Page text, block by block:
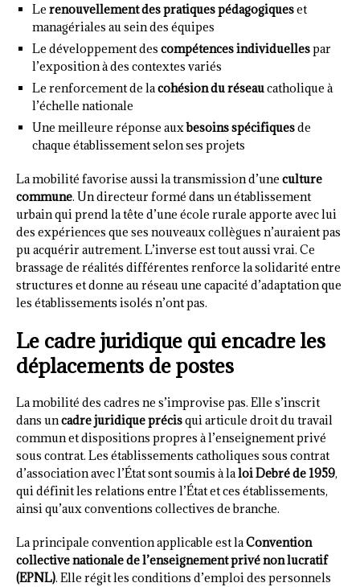
Le renouvellement des pratiques pédagogiqueset
managériales au sein des équipes
Le développement des compétences individuellespar
l’exposition à des contextes variés
Le renforcement de lacohésion du réseaucatholique à
l’échelle nationale
Une meilleure réponse auxbesoins spécifiquesde
chaque établissement selon ses projets
La mobilité favorise aussi la transmission d’une culture
commune. Un directeur formé dans un établissement
urbain qui prend la tête d’une école rurale apporte avec lui
des expériences que ses nouveaux collègues n’auraient pas
pu acquérir autrement. L’inverse est tout aussi vrai. Ce
brassage de réalités différentes renforce la solidarité entre
structures et donne au réseau une capacité d’adaptation que
les établissements isolés n’ont pas.
Le cadre juridique qui encadre les
déplacements de postes
La mobilité des cadres ne s’improvise pas. Elle s’inscrit
dans uncadre juridique précisqui articule droit du travail
commun et dispositions propres à l’enseignement privé
sous contrat. Les établissements catholiques sous contrat
d’association avec l’État sont soumis à laloi Debré de 1959,
qui définit les relations entre l’État et ces établissements,
ainsi qu’aux conventions collectives de branche.
La principale convention applicable est laConvention
collective nationale de l’enseignement privé non lucratif
(EPNL). Elle régit les conditions d’emploi des personnels